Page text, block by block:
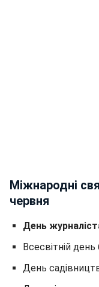
Міжнародні
червня
День
Всесвітній
День